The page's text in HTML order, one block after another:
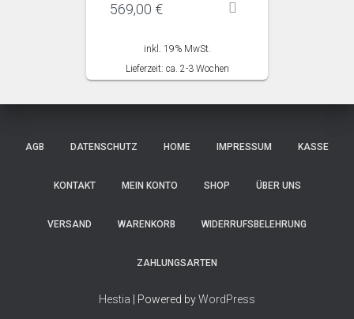
569,00 €
inkl. 19% MwSt.
Lieferzeit: ca. 2-3 Wochen
AGB DATENSCHUTZ HOME IMPRESSUM KASSE
KONTAKT MEIN KONTO SHOP ÜBER UNS
VERSAND WARENKORB WIDERRUFSBELEHRUNG
ZAHLUNGSARTEN
Hestia | Powered byWordPress